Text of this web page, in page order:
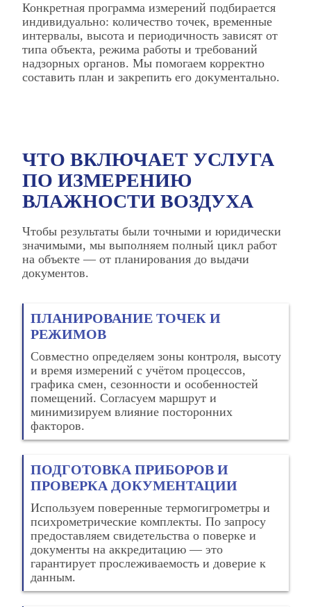
Конкретная программа измерений подбирается
индивидуально: количество точек, временные
интервалы, высота и периодичность зависят от
типа объекта, режима работы и требований
надзорных органов. Мы помогаем корректно
составить план и закрепить его документально.
ЧТО ВКЛЮЧАЕТ УСЛУГА
ПО ИЗМЕРЕНИЮ
ВЛАЖНОСТИ ВОЗДУХА
Чтобы результаты были точными и юридически
значимыми, мы выполняем полный цикл работ
на объекте — от планирования до выдачи
документов.
ПЛАНИРОВАНИЕ ТОЧЕК И
РЕЖИМОВ
Совместно определяем зоны контроля, высоту
и время измерений с учётом процессов,
графика смен, сезонности и особенностей
помещений. Согласуем маршрут и
минимизируем влияние посторонних
факторов.
ПОДГОТОВКА ПРИБОРОВ И
ПРОВЕРКА ДОКУМЕНТАЦИИ
Используем поверенные термогигрометры и
психрометрические комплекты. По запросу
предоставляем свидетельства о поверке и
документы на аккредитацию — это
гарантирует прослеживаемость и доверие к
данным.